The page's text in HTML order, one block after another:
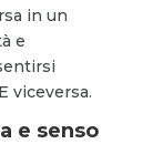
in un
e
viceversa.
e senso